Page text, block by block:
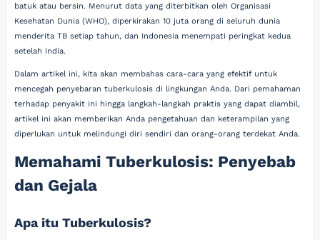
batuk atau bersin. Menurut data yang diterbitkan oleh Organisasi
Kesehatan Dunia (WHO), diperkirakan 10 juta orang di seluruh dunia
menderita TB setiap tahun, dan Indonesia menempati peringkat kedua
setelah India.
Dalam artikel ini, kita akan membahas cara-cara yang efektif untuk
mencegah penyebaran tuberkulosis di lingkungan Anda. Dari pemahaman
terhadap penyakit ini hingga langkah-langkah praktis yang dapat diambil,
artikel ini akan memberikan Anda pengetahuan dan keterampilan yang
diperlukan untuk melindungi diri sendiri dan orang-orang terdekat Anda.
Memahami Tuberkulosis: Penyebab
dan Gejala
Apa itu Tuberkulosis?